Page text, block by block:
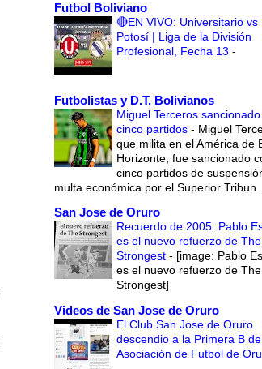
Futbol Boliviano
🔴EN VIVO: Universitario vs
Potosí | Liga de la División
Profesional, Fecha 13 -
Futbolistas y D.T. Bolivianos
Miguel Terceros
cinco partidos - Miguel
que milita en el América de
Horizonte, fue sancionado
cinco partidos de
multa económica por el Superior
San Jose de Oruro
Recuerdo de 2005: Pablo
es el nuevo refuerzo de The
Strongest - [image: Pablo
es el nuevo refuerzo de The
Strongest]
Videos de San Jose de Oruro
El Club San Jose de Oruro
descendio a la Primera B
Asociación de Futbol de